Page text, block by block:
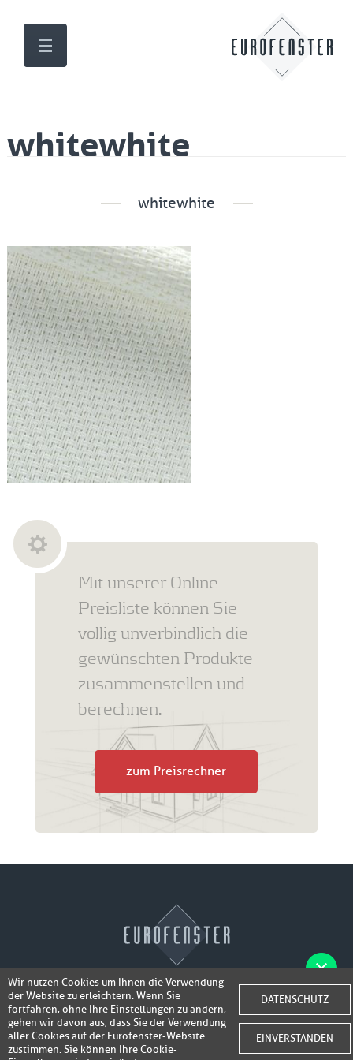
whitewhite
whitewhite
Wir nutzen Cookies um Ihnen die Verwendung
der Website zu erleichtern. Wenn Sie
fortfahren, ohne Ihre Einstellungen zu ändern,
gehen wir davon aus, dass Sie der Verwendung
aller Cookies auf der Eurofenster-Website
zustimmen. Sie können Ihre Cookie-
DATENSCHUTZ
EINVERSTANDEN
Fotos der Fenster/Elemente per WhatsApp
senden und ein Super-Angebotinkl. 50,-
bis 100,- EURGutschrift erhalten!
Mit unserer Online-
Preisliste können Sie
völlig unverbindlich die
gewünschten Produkte
zusammenstellen und
berechnen.
zum Preisrechner
© 2026 Eurofenster
Webdesign byWebidea Advance